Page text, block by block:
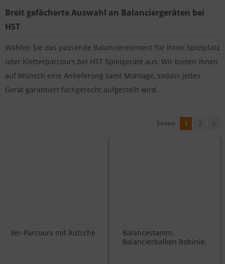
Breit gefächerte Auswahl an Balanciergeräten bei
HST
Wählen Sie das passende Balancierelement für Ihren Spielplatz
oder Kletterparcours bei HST Spielgeräte aus. Wir bieten Ihnen
auf Wunsch eine Anlieferung samt Montage, sodass jedes
Gerät garantiert fachgerecht aufgestellt wird.
Seiten: 1 2 »
3er-Parcours mit Rutsche
Balancestamm,
Balancierbalken Robinie,